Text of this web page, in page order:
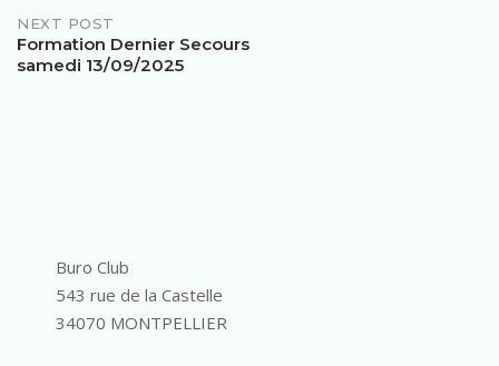
NEXT POST
Formation Dernier Secours
samedi 13/09/2025
Buro Club
543 rue de la Castelle
34070 MONTPELLIER